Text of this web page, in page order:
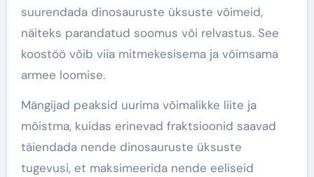
suurendada dinosauruste üksuste võimeid,
näiteks parandatud soomus või relvastus. See
koostöö võib viia mitmekesisema ja võimsama
armee loomise.
Mängijad peaksid uurima võimalikke liite ja
mõistma, kuidas erinevad fraktsioonid saavad
täiendada nende dinosauruste üksuste
tugevusi, et maksimeerida nende eeliseid